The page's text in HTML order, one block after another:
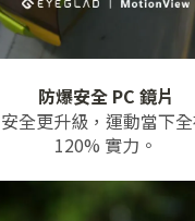
防爆安全 PC 鏡片
全更升級，運動當下
120% 實力。